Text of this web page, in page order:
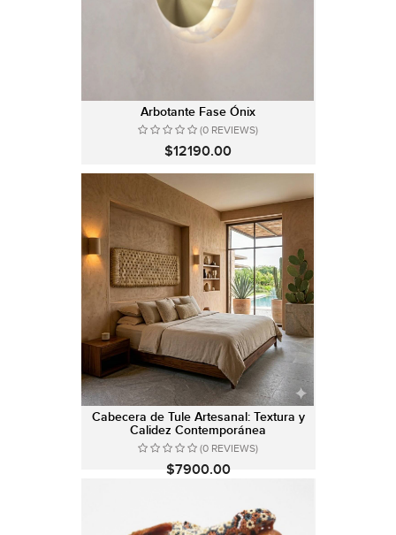
Arbotante Fase Ónix
(0 REVIEWS)
$12190.00
Cabecera de Tule Artesanal: Textura y
Calidez Contemporánea
(0 REVIEWS)
$7900.00